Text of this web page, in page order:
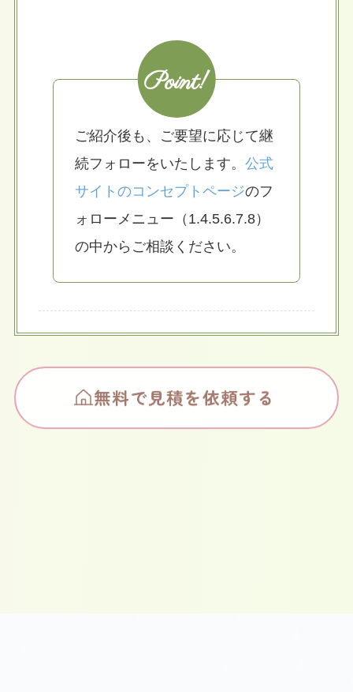
Point!
ご紹介後も、ご要望に応じて継
続フォローをいたします。 公式
サイトのコンセプトページのフ
ォローメニュー（1.4.5.6.7.8）
の中からご相談ください。
無料で見積を依頼する